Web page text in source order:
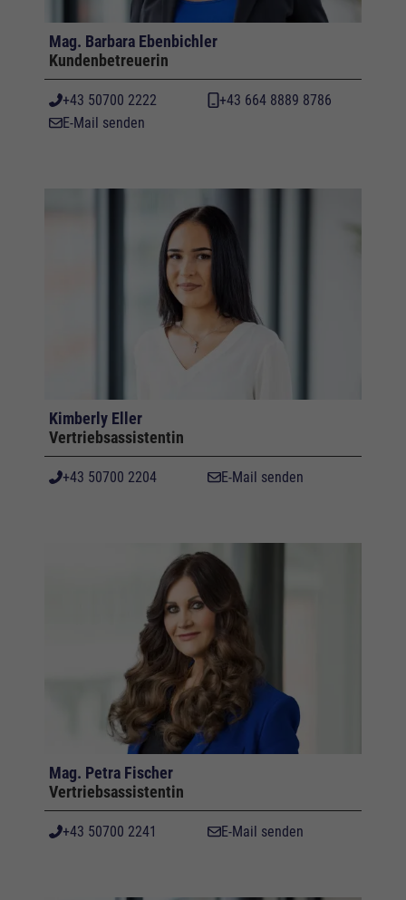
Mag. Barbara Ebenbichler
Kundenbetreuerin
+43 50700 2222
+43 664 8889 8786
E-Mail senden
Kimberly Eller
Vertriebsassistentin
+43 50700 2204 E-Mail senden
Mag. Petra Fischer
Vertriebsassistentin
+43 50700 2241 E-Mail senden